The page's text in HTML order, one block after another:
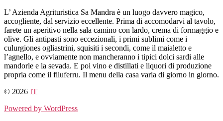
Salta
al
contenuto
L’ Azienda Agrituristica Sa Mandra è un luogo davvero magico,
accogliente, dal servizio eccellente. Prima di accomodarvi al tavolo,
farete un aperitivo nella sala camino con lardo, crema di formaggio e
olive. Gli antipasti sono eccezionali, i primi sublimi come i
culurgiones ogliastrini, squisiti i secondi, come il maialetto e
l’agnello, e ovviamente non mancheranno i tipici dolci sardi alle
mandorle e la sevada. E poi vino e distillati e liquori di produzione
propria come il filuferru. Il menu della casa varia di giorno in giorno.
© 2026 IT
Powered by WordPress